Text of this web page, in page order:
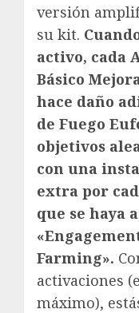
versión
su kit.
activo, cada
Básico
hace daño
de Fuego
objetivos
con una
extra por
que se haya
Farming».
activaciones
máximo),